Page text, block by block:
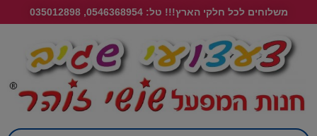
משלוחים לכל חלקי הארץ!!! טל: 0546368954, 035012898